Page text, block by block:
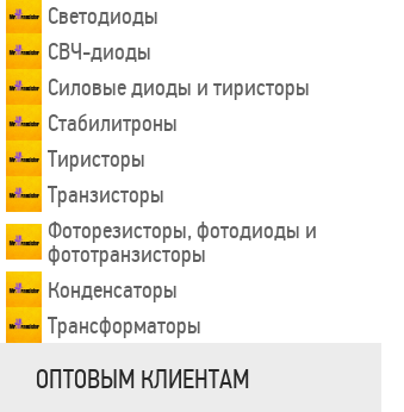
Светодиоды
СВЧ-диоды
Силовые диоды и тиристоры
Стабилитроны
Тиристоры
Транзисторы
Фоторезисторы, фотодиоды и
фототранзисторы
Конденсаторы
Трансформаторы
ОПТОВЫМ КЛИЕНТАМ